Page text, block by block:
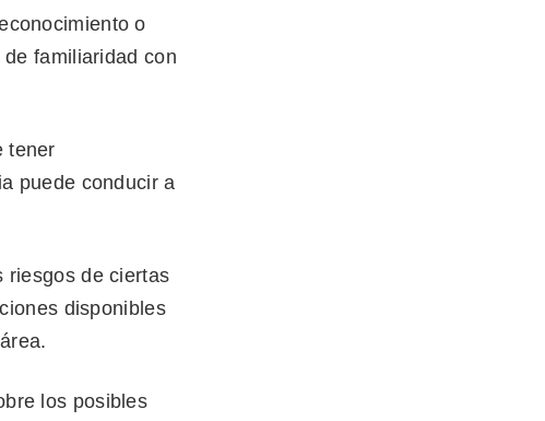
o
familiaridad con
tener
puede conducir a
riesgos de ciertas
disponibles
los posibles